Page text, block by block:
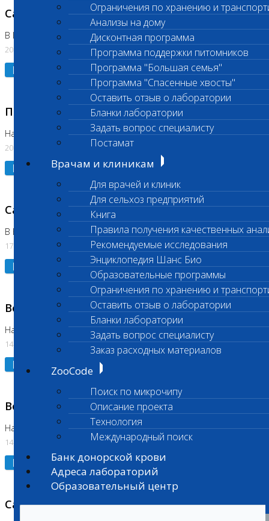
Ограничения по хранению и
Анализы на дому
Дисконтная программа
Программа поддержки питомников
Программа "Большая семья"
Программа "Спасенные хвосты"
Оставить отзыв о лаборатории
Бланки лаборатории
Задать вопрос специалисту
Постамат
Врачам и клиникам
Для врачей и клиник
Для сельхоз предприятий
Книга
Правила получения качественных
Рекомендуемые исследования
Энциклопедия Шанс Био
Образовательные программы
Ограничения по хранению и
Оставить отзыв о лаборатории
Бланки лаборатории
Задать вопрос специалисту
Заказ расходных материалов
ZooCode
Поиск по микрочипу
Описание проекта
Технология
Международный поиск
Банк донорской крови
Адреса лабораторий
Образовательный центр
Санитарный день
В Коломне 20.07.2026
20.07.2026
Подробнее
Приостановлено выполнение исследования
На Нагорной
20.07.2026
Подробнее
Санитарный день
В Бутово
17.07.2026
Подробнее
Возобновлено выполнение исследования
На Нагорной (Код 961, 962)
14.07.2026
Подробнее
Возобновлено выполнение исследования
На Нагорной (Код 157)
14.07.2026
Подробнее
Санитарный день